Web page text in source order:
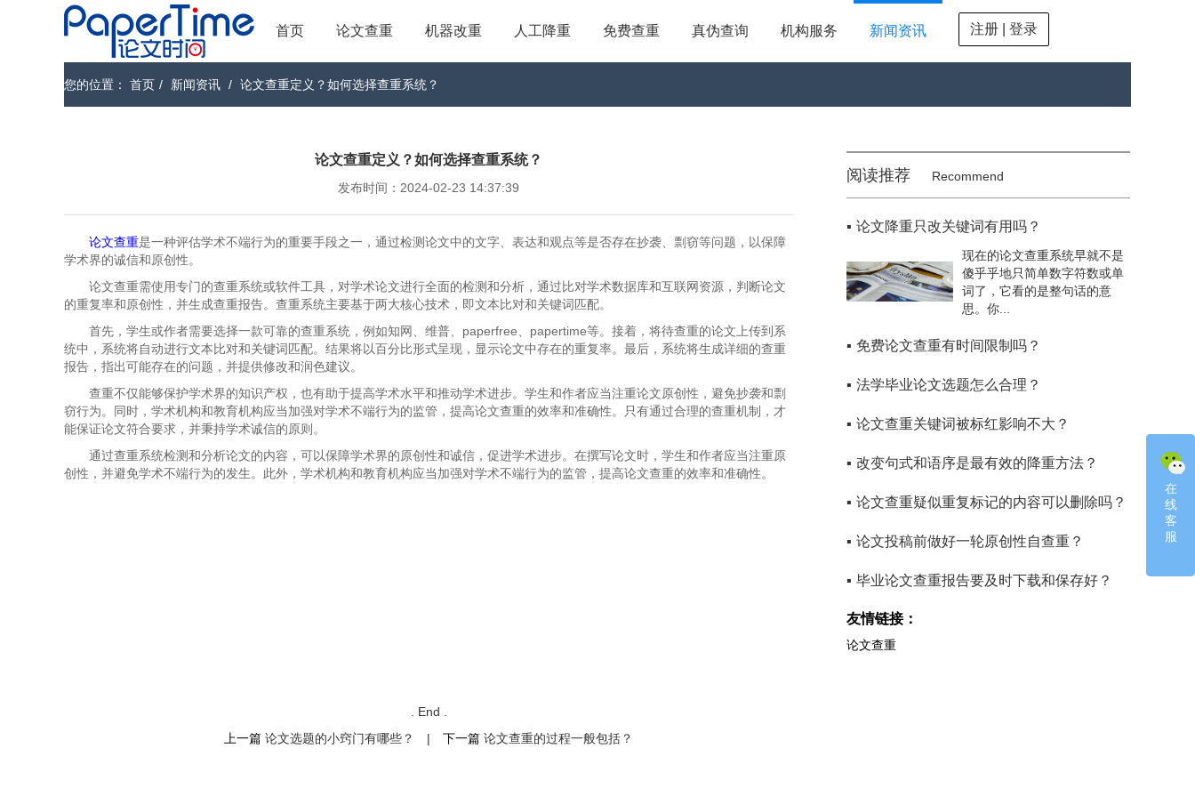
首页 论文查重 机器改重 人工降重 免费查重 真伪查询 机构服务 新闻资讯 注册 | 登录
在
线
客
服
您的位置： 首页 / 新闻资讯 / 论文查重定义？如何选择查重系统？
论文查重定义？如何选择查重系统？
发布时间：2024-02-23 14:37:39
论文查重是一种评估学术不端行为的重要手段之一，通过检测论文中的文字、表达和观点等是否存在抄袭、剽窃等问题，以保障
学术界的诚信和原创性。
论文查重需使用专门的查重系统或软件工具，对学术论文进行全面的检测和分析，通过比对学术数据库和互联网资源，判断论文
的重复率和原创性，并生成查重报告。查重系统主要基于两大核心技术，即文本比对和关键词匹配。
首先，学生或作者需要选择一款可靠的查重系统，例如知网、维普、paperfree、papertime等。接着，将待查重的论文上传到系
统中，系统将自动进行文本比对和关键词匹配。结果将以百分比形式呈现，显示论文中存在的重复率。最后，系统将生成详细的查重
报告，指出可能存在的问题，并提供修改和润色建议。
查重不仅能够保护学术界的知识产权，也有助于提高学术水平和推动学术进步。学生和作者应当注重论文原创性，避免抄袭和剽
窃行为。同时，学术机构和教育机构应当加强对学术不端行为的监管，提高论文查重的效率和准确性。只有通过合理的查重机制，才
能保证论文符合要求，并秉持学术诚信的原则。
通过查重系统检测和分析论文的内容，可以保障学术界的原创性和诚信，促进学术进步。在撰写论文时，学生和作者应当注重原
创性，并避免学术不端行为的发生。此外，学术机构和教育机构应当加强对学术不端行为的监管，提高论文查重的效率和准确性。
. End .
上一篇 论文选题的小窍门有哪些？ | 下一篇 论文查重的过程一般包括？
阅读推荐 Recommend
▪ 论文降重只改关键词有用吗？
现在的论文查重系统早就不是
傻乎乎地只简单数字符数或单
词了，它看的是整句话的意
思。你...
▪ 免费论文查重有时间限制吗？
▪ 法学毕业论文选题怎么合理？
▪ 论文查重关键词被标红影响不大？
▪ 改变句式和语序是最有效的降重方法？
▪ 论文查重疑似重复标记的内容可以删除吗？
▪ 论文投稿前做好一轮原创性自查重？
▪ 毕业论文查重报告要及时下载和保存好？
友情链接：
论文查重
在
线
客
服